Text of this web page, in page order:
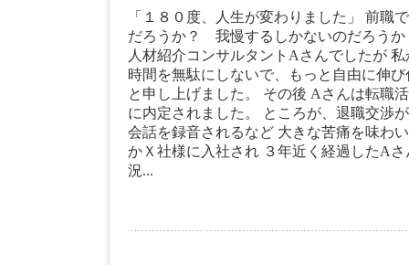
「１８０度、人生が変わりました」 前職
だろうか？ 我慢するしかないのだろうか
人材紹介コンサルタントAさんでしたが
時間を無駄にしないで、もっと自由に伸
と申し上げました。 その後 Aさんは転職
に内定されました。 ところが、退職交渉
会話を録音されるなど 大きな苦痛を味わ
かＸ社様に入社され ３年近く経過したA
況...